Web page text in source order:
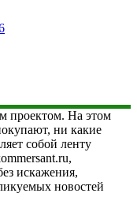
проектом. На этом
ни какие
собой ленту
искажения,
новостей